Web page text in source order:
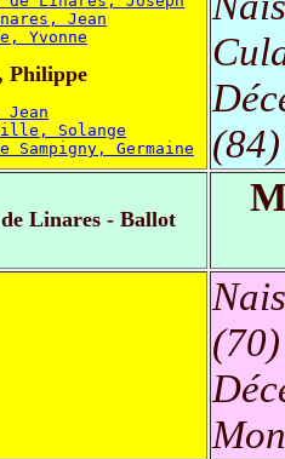
Jean
Yvonne
Philippe
Solange
Sampigny, Germaine
(84)
Linares - Ballot
(70)